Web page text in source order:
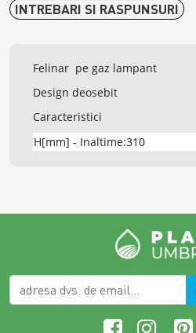
INTREBARI SI RASPUNSURI
Felinar pe gaz lampant
Design deosebit
Caracteristici
H[mm] - Inaltime:310